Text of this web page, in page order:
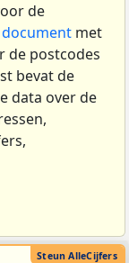
de
document met
de postcodes
bevat de
data over de